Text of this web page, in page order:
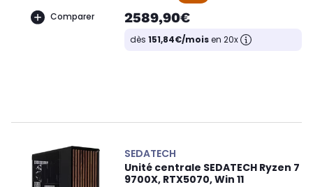
Comparer 2589,90€
dès 151,84€/moisen 20x
SEDATECH
Unité centrale SEDATECH Ryzen 7
9700X, RTX5070, Win 11